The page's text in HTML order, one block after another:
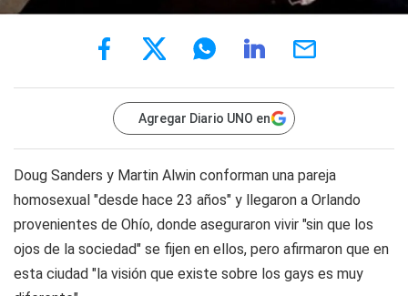
Agregar Diario UNO en
Doug Sanders y Martin Alwin conforman una pareja
homosexual "desde hace 23 años" y llegaron a Orlando
provenientes de Ohío, donde aseguraron vivir "sin que los
ojos de la sociedad" se fijen en ellos, pero afirmaron que en
esta ciudad "la visión que existe sobre los gays es muy